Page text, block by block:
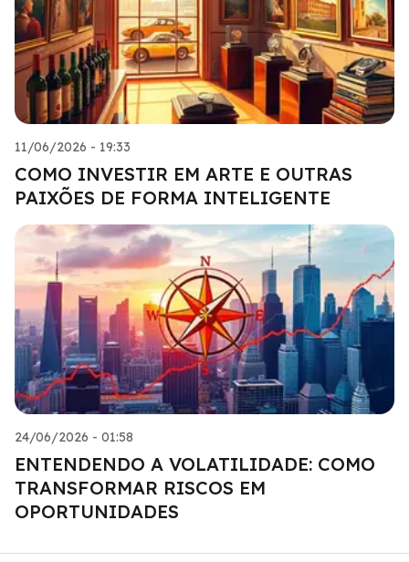
11/06/2026 - 19:33
COMO INVESTIR EM ARTE E OUTRAS
PAIXÕES DE FORMA INTELIGENTE
24/06/2026 - 01:58
ENTENDENDO A VOLATILIDADE: COMO
TRANSFORMAR RISCOS EM
OPORTUNIDADES